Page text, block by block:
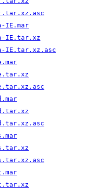
IE.mar
IE.tar.xz
IE.tar.xz.asc